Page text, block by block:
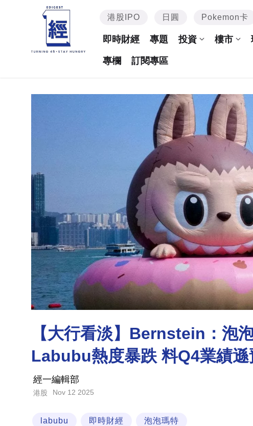
港股IPO 日圓 Pokemon卡
即時財經 專題 投資 樓市
專欄 訂閱專區
【大行看淡】Bernstein：泡
Labubu熱度暴跌 料Q4業績遜
經一編輯部
港股 Nov 12 2025
labubu 即時財經 泡泡瑪特